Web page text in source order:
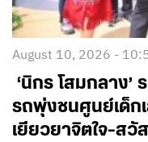
August 10, 2026 -
‘นิกร โสมกลาง
รถพุ่งชนศูนย์เด็ก
เยียวยาจิตใจ-สวั